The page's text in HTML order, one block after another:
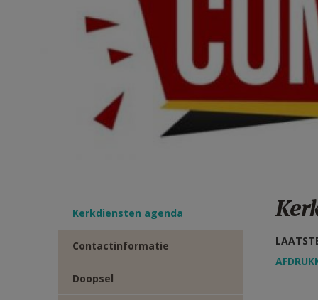
Kerkdiensten agenda
Contactinformatie
Doopsel